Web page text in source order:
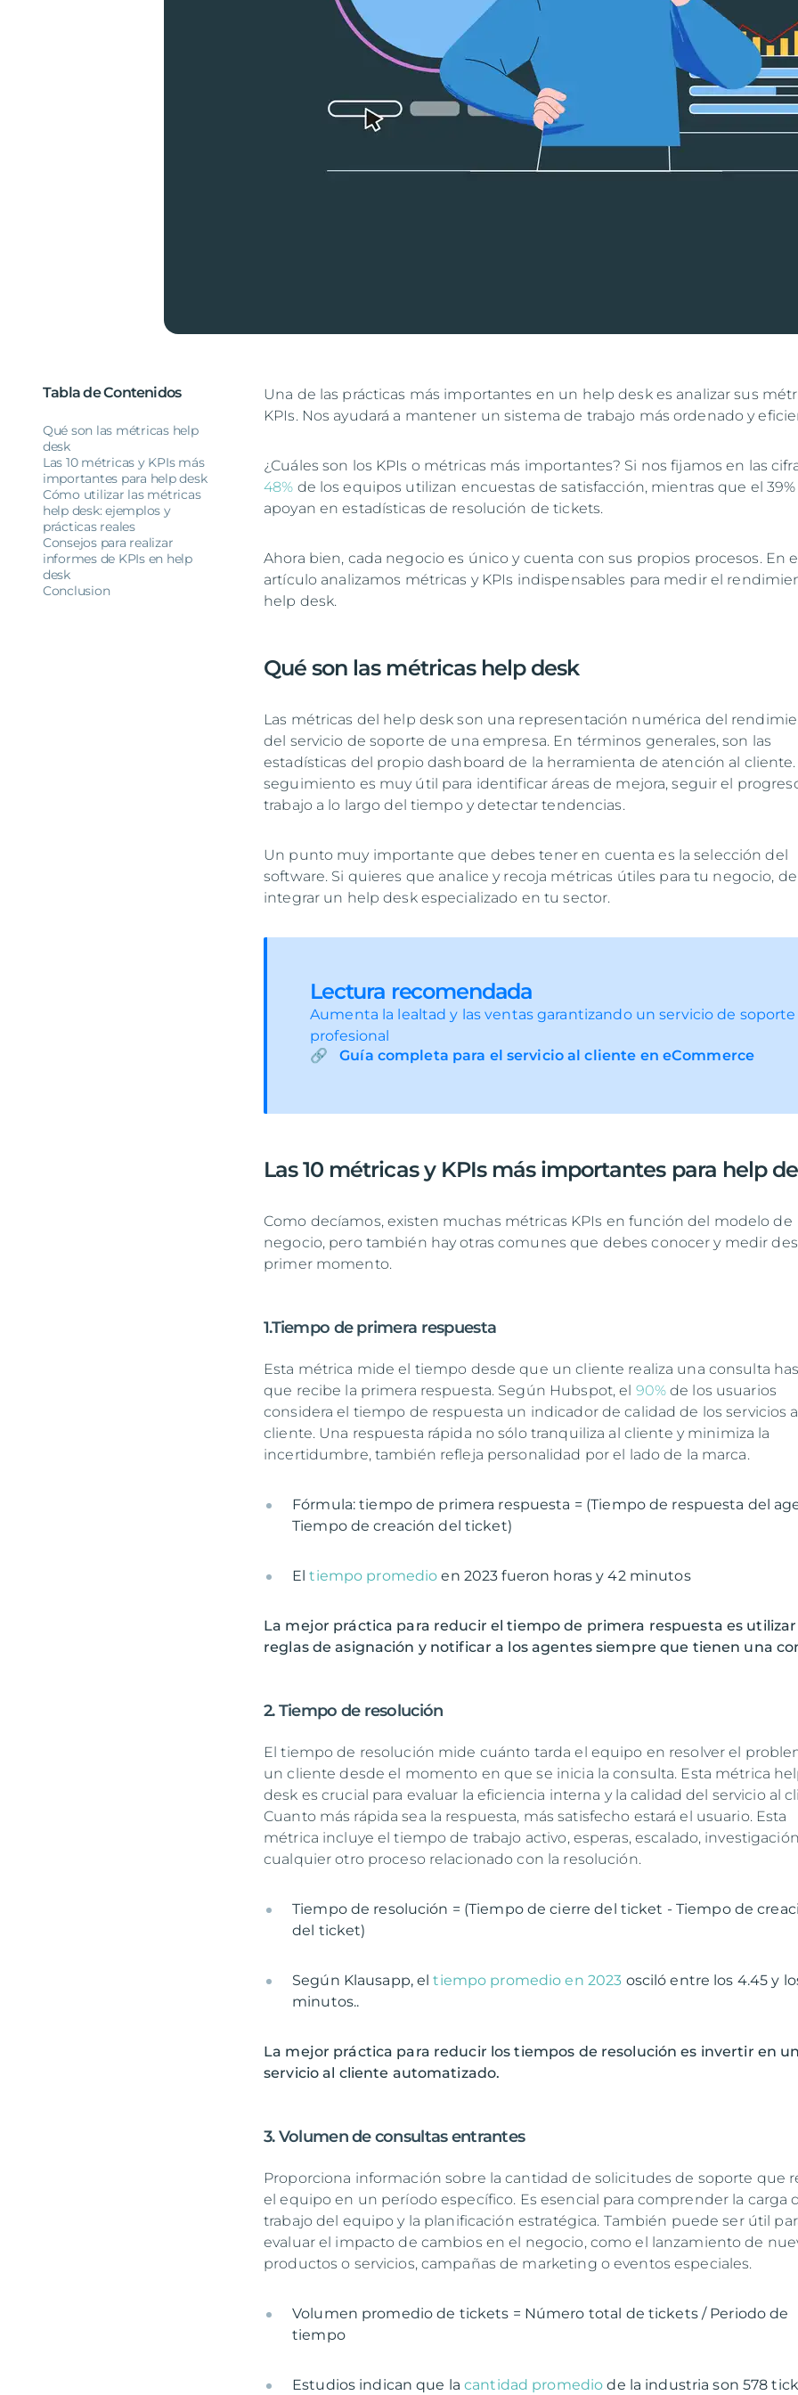
Tabla de Contenidos
Qué son las métricas help
desk
Las 10 métricas y KPIs más
importantes para help desk
Cómo utilizar las métricas
help desk: ejemplos y
prácticas reales
Consejos para realizar
informes de KPIs en help
desk
Conclusion
Una de las prácticas más importantes en un help desk es analizar sus
KPIs. Nos ayudará a mantener un sistema de trabajo más ordenado y
¿Cuáles son los KPIs o métricas más importantes? Si nos fijamos en las
48% de los equipos utilizan encuestas de satisfacción, mientras que el 39%
apoyan en estadísticas de resolución de tickets.
Ahora bien, cada negocio es único y cuenta con sus propios procesos. En
artículo analizamos métricas y KPIs indispensables para medir el
help desk.
Qué son las métricas help desk
Las métricas del help desk son una representación numérica del
del servicio de soporte de una empresa. En términos generales, son las
estadísticas del propio dashboard de la herramienta de atención al cliente.
seguimiento es muy útil para identificar áreas de mejora, seguir el
trabajo a lo largo del tiempo y detectar tendencias.
Un punto muy importante que debes tener en cuenta es la selección del
software. Si quieres que analice y recoja métricas útiles para tu negocio,
integrar un help desk especializado en tu sector.
Lectura recomendada
Aumenta la lealtad y las ventas garantizando un servicio de soporte
profesional
Guía completa para el servicio al cliente en eCommerce
Las 10 métricas y KPIs más importantes para help
Como decíamos, existen muchas métricas KPIs en función del modelo de
negocio, pero también hay otras comunes que debes conocer y medir
primer momento.
1.Tiempo de primera respuesta
Esta métrica mide el tiempo desde que un cliente realiza una consulta
que recibe la primera respuesta. Según Hubspot, el 90%de los usuarios
considera el tiempo de respuesta un indicador de calidad de los servicios
cliente. Una respuesta rápida no sólo tranquiliza al cliente y minimiza la
incertidumbre, también refleja personalidad por el lado de la marca.
Fórmula: tiempo de primera respuesta = (Tiempo de respuesta del
Tiempo de creación del ticket)
Eltiempo promedio en 2023 fueron horas y 42 minutos
La mejor práctica para reducir el tiempo de primera respuesta es utilizar
reglas de asignación y notificar a los agentes siempre que tienen una
2. Tiempo de resolución
El tiempo de resolución mide cuánto tarda el equipo en resolver el
un cliente desde el momento en que se inicia la consulta. Esta métrica
desk es crucial para evaluar la eficiencia interna y la calidad del servicio al
Cuanto más rápida sea la respuesta, más satisfecho estará el usuario. Esta
métrica incluye el tiempo de trabajo activo, esperas, escalado,
cualquier otro proceso relacionado con la resolución.
Tiempo de resolución = (Tiempo de cierre del ticket - Tiempo de
del ticket)
Según Klausapp, eltiempo promedio en 2023 osciló entre los 4.45 y
minutos..
La mejor práctica para reducir los tiempos de resolución es invertir en un
servicio al cliente automatizado.
3. Volumen de consultas entrantes
Proporciona información sobre la cantidad de solicitudes de soporte que
el equipo en un período específico. Es esencial para comprender la carga
trabajo del equipo y la planificación estratégica. También puede ser útil
evaluar el impacto de cambios en el negocio, como el lanzamiento de
productos o servicios, campañas de marketing o eventos especiales.
Volumen promedio de tickets = Número total de tickets / Periodo de
tiempo
Estudios indican que lacantidad promedio de la industria son 578